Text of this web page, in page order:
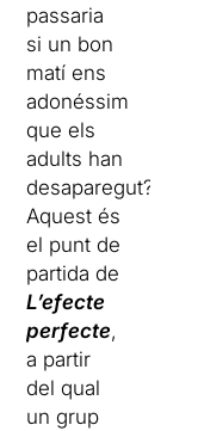
passaria
si un bon
matí ens
adonéssim
que els
adults han
desaparegut?
Aquest és
el punt de
partida de
L’efecte
perfecte,
a partir
del qual
un grup